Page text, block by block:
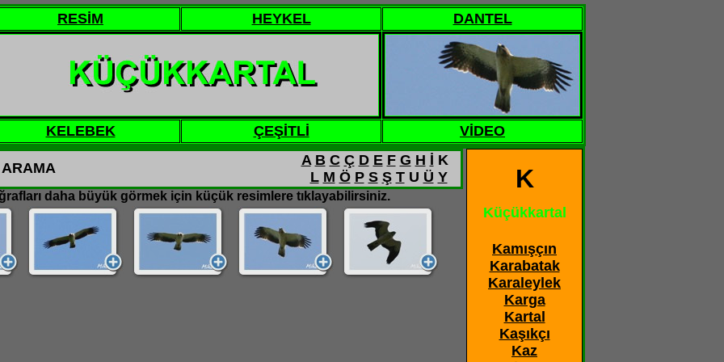
RESİM HEYKEL DANTEL
KELEBEK ÇEŞİTLİ VİDEO
A B C Ç D E F G H İ K
L M Ö P S Ş TU Ü Y K
Küçükkartal
Kamışçın
Karabatak
Karaleylek
Karga
Kartal
Kaşıkçı
Kaz
daha büyük görmek için küçük resimlere tıklayabilirsiniz.